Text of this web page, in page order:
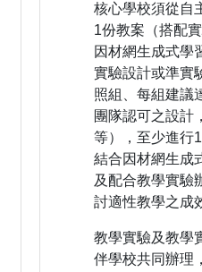
核心學校須從自
1份教案（搭配
因材網生成式學
實驗設計或準實
照組、每組建議
團隊認可之設計
等），至少進行
結合因材網生成
及配合教學實驗
討適性教學之成
教學實驗及教學
伴學校共同辦理